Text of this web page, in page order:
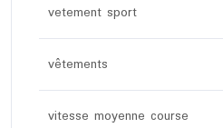
vetement sport
vêtements
vitesse moyenne course